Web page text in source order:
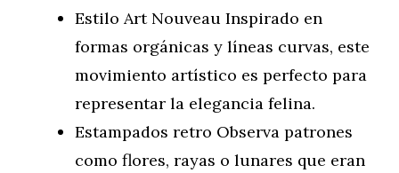
Estilo Art Nouveau Inspirado en
formas orgánicas y líneas curvas, este
movimiento artístico es perfecto para
representar la elegancia felina.
Estampados retro Observa patrones
como flores, rayas o lunares que eran